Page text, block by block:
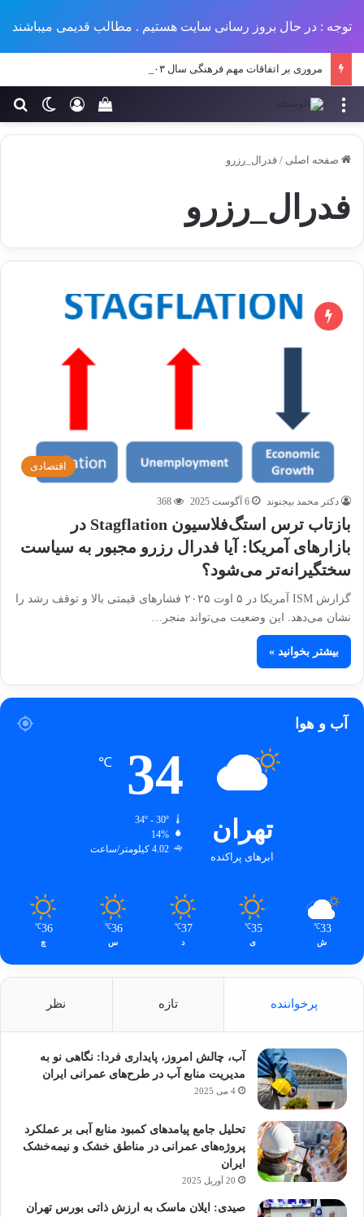
توجه : در حال بروز رسانی سایت هستیم . مطالب قدیمی میباشند
مروری بر اتفاقات مهم فرهنگی سال ۱۴۰۳
تغییر ورود
سبد خرید خود را منو
صفحه اصلی / فدرال_رزرو‌
فدرال_رزرو‌
اقتصادی
دکتر محمد بیجنوند 6 آگوست 2025 368
بازتاب ترس استگ‌فلاسیون Stagflation در
بازارهای آمریکا: آیا فدرال رزرو مجبور به سیاست
سختگیرانه‌تر می‌شود؟
گزارش ISM آمریکا در ۵ اوت ۲۰۲۵ فشارهای قیمتی بالا و توقف رشد را
نشان می‌دهد. این وضعیت می‌تواند منجر…
بیشتر بخوانید »
آب و هوا
تهران
ابرهای پراکنده
34
℃
14%
4.02 کیلومتر/ساعت
33
℃
ش
35
℃
ی
37
℃
د
36
℃
س
36
℃
چ
پرخواننده تازه نظر
آب، چالش امروز، پایداری فردا: نگاهی نو به
مدیریت منابع آب در طرح‌های عمرانی ایران
4 می 2025
تحلیل جامع پیامدهای کمبود منابع آبی بر عملکرد
پروژه‌های عمرانی در مناطق خشک و نیمه‌خشک
ایران
20 آوریل 2025
صیدی: ایلان ماسک به ارزش ذاتی بورس تهران